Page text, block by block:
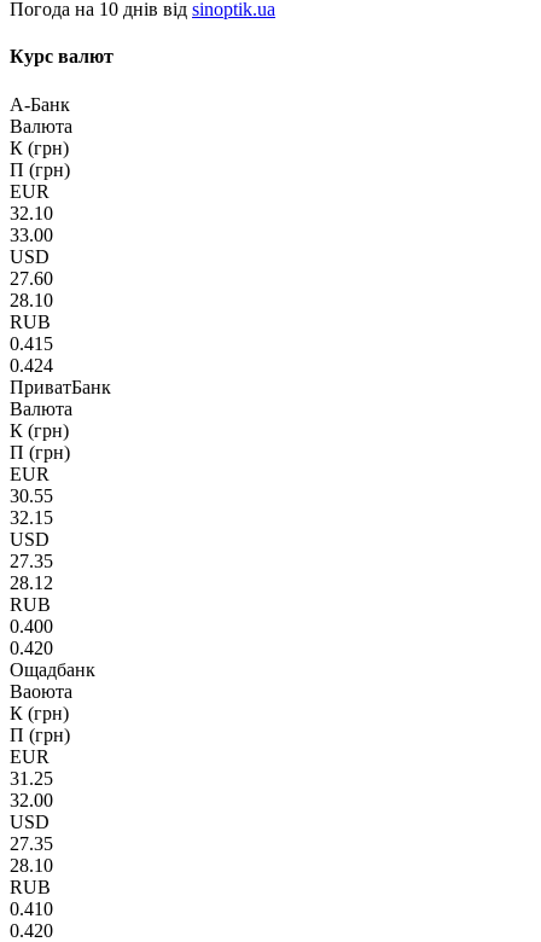
Погода на 10 днів від sinoptik.ua
Курс валют
А-Банк
Валюта
К (грн)
П (грн)
EUR
32.10
33.00
USD
27.60
28.10
RUB
0.415
0.424
ПриватБанк
Валюта
К (грн)
П (грн)
EUR
30.55
32.15
USD
27.35
28.12
RUB
0.400
0.420
Ощадбанк
Ваоюта
К (грн)
П (грн)
EUR
31.25
32.00
USD
27.35
28.10
RUB
0.410
0.420